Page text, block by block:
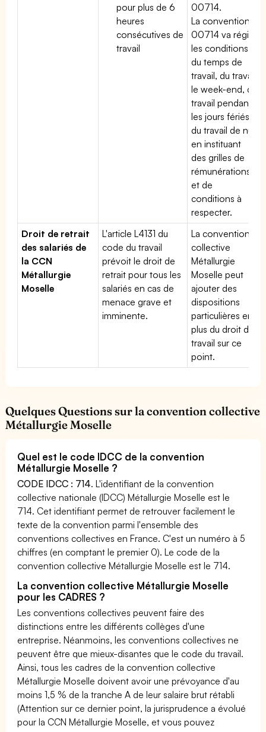
pour plus de 6
heures
consécutives de
travail
00714.
La convention
00714 va régir
les conditions
du temps de
travail, du travail
le week-end, du
travail pendant
les jours fériés,
du travail de nuit
en instituant
des grilles de
rémunérations
et de
conditions à
respecter.
Droit de retrait
des salariés de
la CCN
Métallurgie
Moselle
L'article L4131 du
code du travail
prévoit le droit de
retrait pour tous les
salariés en cas de
menace grave et
imminente.
La convention
collective
Métallurgie
Moselle peut
ajouter des
dispositions
particulières en
plus du droit du
travail sur ce
point.
Quelques Questions sur la convention collective
Métallurgie Moselle
Quel est le code IDCC de la convention
Métallurgie Moselle ?
CODE IDCC : 714. L'identifiant de la convention
collective nationale (IDCC) Métallurgie Moselle est le
714. Cet identifiant permet de retrouver facilement le
texte de la convention parmi l'ensemble des
conventions collectives en France. C'est un numéro à 5
chiffres (en comptant le premier 0). Le code de la
convention collective Métallurgie Moselle est le 714.
La convention collective Métallurgie Moselle
pour les CADRES ?
Les conventions collectives peuvent faire des
distinctions entre les différents collèges d'une
entreprise. Néanmoins, les conventions collectives ne
peuvent être que mieux-disantes que le code du travail.
Ainsi, tous les cadres de la convention collective
Métallurgie Moselle doivent avoir une prévoyance d'au
moins 1,5 % de la tranche A de leur salaire brut rétabli
(Attention sur ce dernier point, la jurisprudence a évolué
pour la CCN Métallurgie Moselle, et vous pouvez